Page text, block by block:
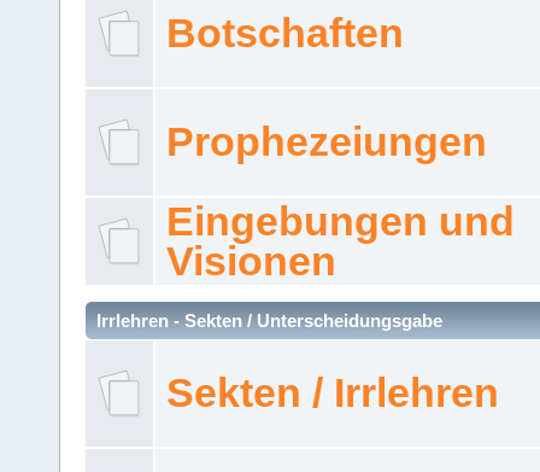
Botschaften
Prophezeiungen
Eingebungen und
Visionen
Irrlehren - Sekten / Unterscheidungsgabe
Sekten / Irrlehren